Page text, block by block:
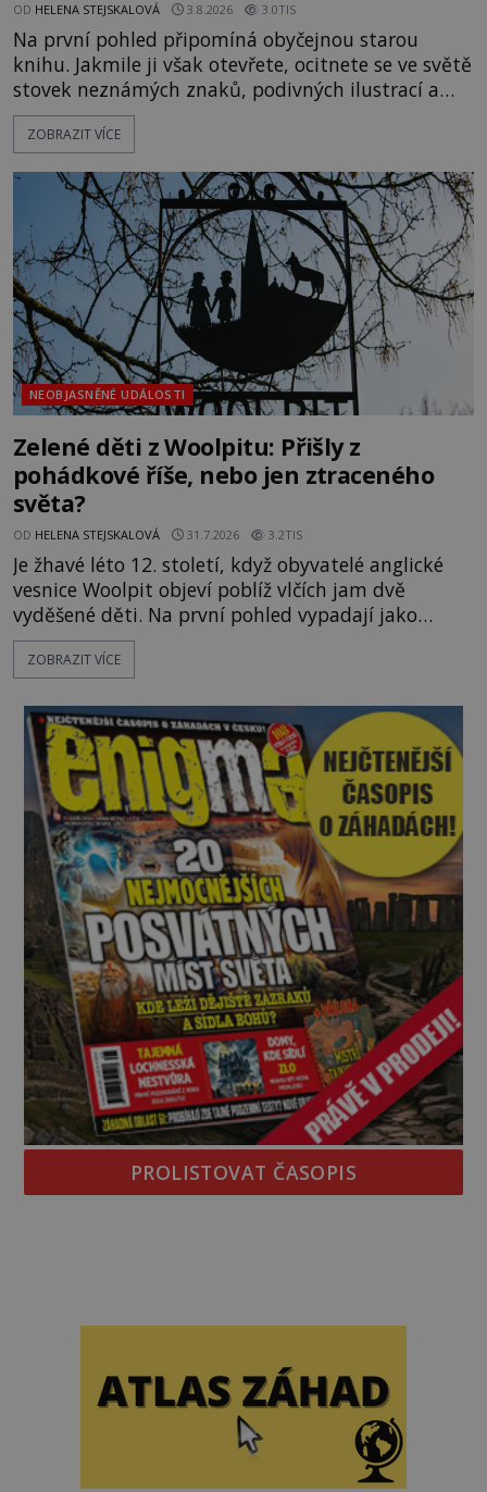
OD HELENA STEJSKALOVÁ 3.8.2026 3.0TIS
Na první pohled připomíná obyčejnou starou
knihu. Jakmile ji však otevřete, ocitnete se ve světě
stovek neznámých znaků, podivných ilustrací a
textu, který už téměř dvě století vzdoruje všem
pokusům o rozluštění. Rohoncský kodex patří mezi
jistotou neví, kdo jej napsal, kdy vznikl ani co
vlastně vypráví. Rohoncský kodex se poprvé
objevuje v roce
ZOBRAZIT VÍCE
NEOBJASNĚNÉ UDÁLOSTI
Zelené děti z Woolpitu: Přišly z
pohádkové říše, nebo jen ztraceného
světa?
OD HELENA STEJSKALOVÁ 31.7.2026 3.2TIS
Je žhavé léto 12. století, když obyvatelé anglické
vesnice Woolpit objeví poblíž vlčích jam dvě
vyděšené děti. Na první pohled vypadají jako
každé jiné, až na jednu děsivou výjimku. Jejich
kůže má nazelenalý odstín, mluví
kromě syrových bobů. Příběh se rychle stává
jednou z největších záhad středověké Anglie a ani
po téměř devíti stech letech není
ZOBRAZIT VÍCE
PROLISTOVAT ČASOPIS